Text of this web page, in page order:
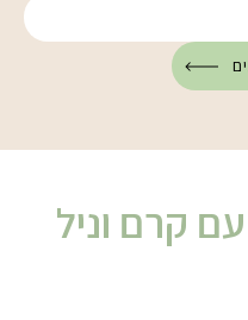
קרם וניל